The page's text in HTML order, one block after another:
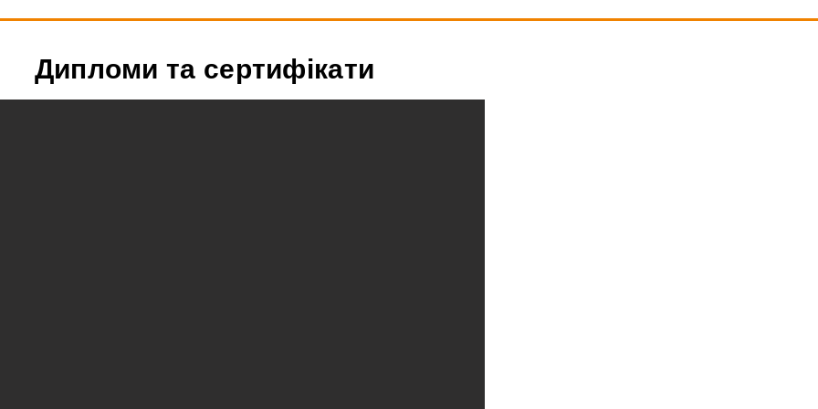
Дипломи та сертифікати